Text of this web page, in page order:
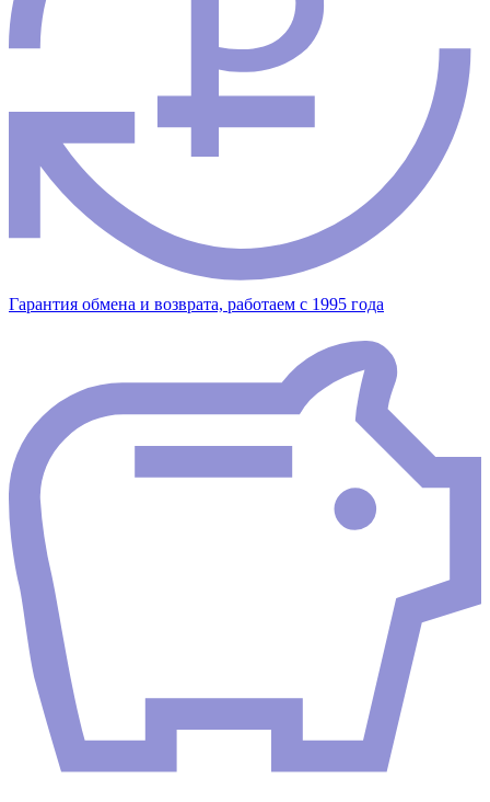
Гарантия обмена и возврата, работаем с 1995 года